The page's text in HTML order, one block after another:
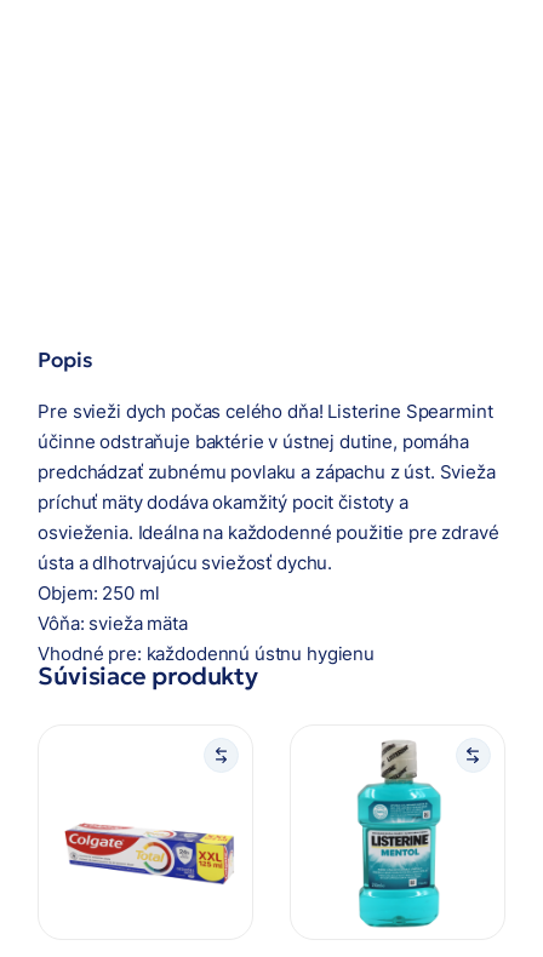
Popis
Pre svieži dych počas celého dňa! Listerine Spearmint
účinne odstraňuje baktérie v ústnej dutine, pomáha
predchádzať zubnému povlaku a zápachu z úst. Svieža
príchuť mäty dodáva okamžitý pocit čistoty a
osvieženia. Ideálna na každodenné použitie pre zdravé
ústa a dlhotrvajúcu sviežosť dychu.
Objem: 250 ml
Vôňa: svieža mäta
Vhodné pre: každodennú ústnu hygienu
Súvisiace produkty